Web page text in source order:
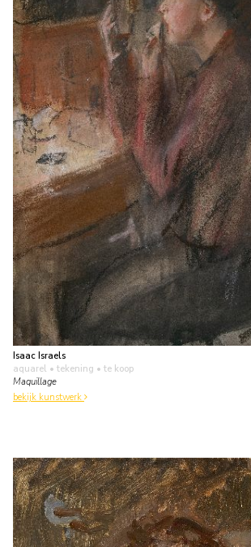
Isaac Israels
aquarel • tekening • te koop
Maquillage
bekijk kunstwerk